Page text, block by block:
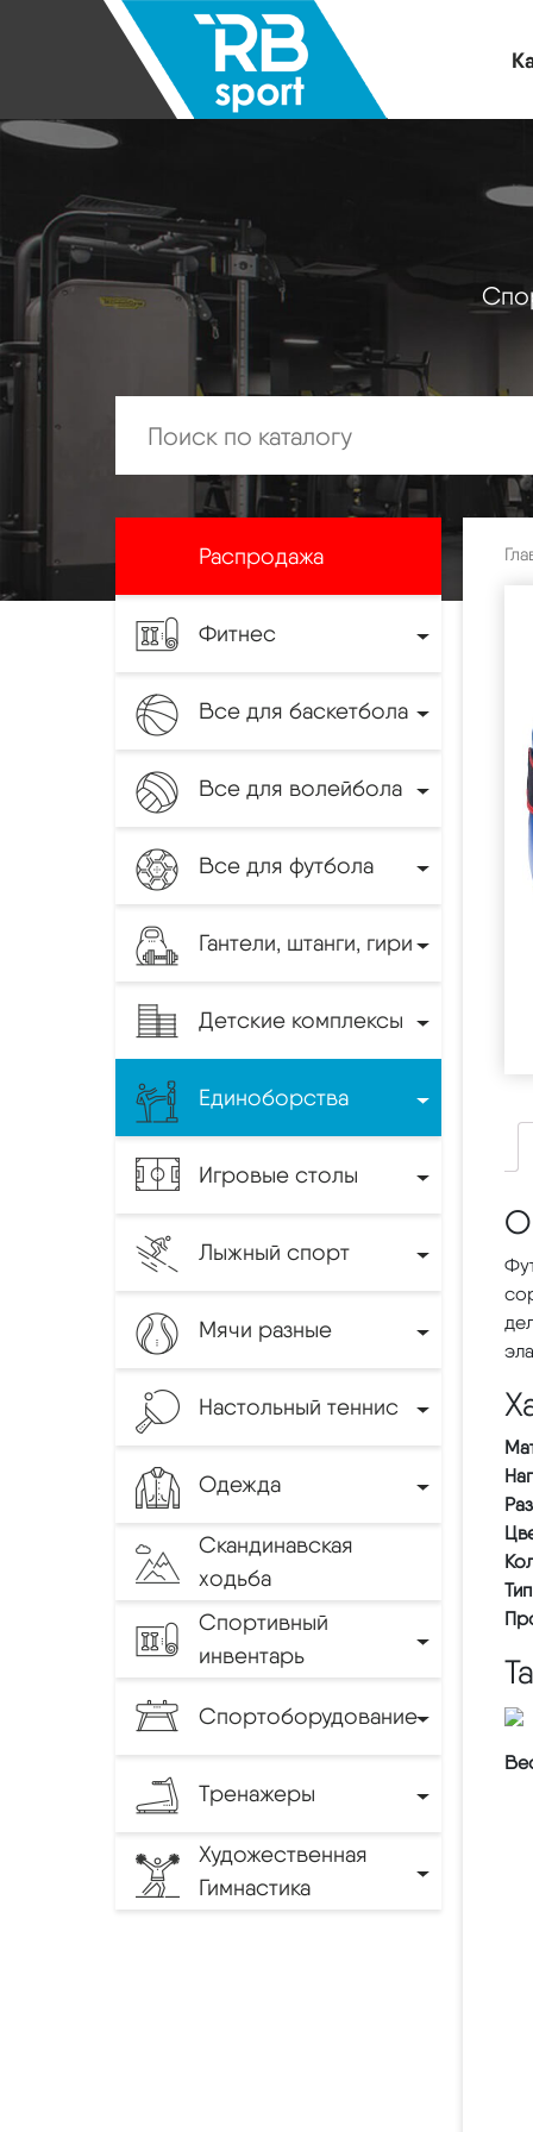
Распродажа
Фитнес
Все для баскетбола
Все для волейбола
Все для футбола
Гантели, штанги, гири
Детские комплексы
Единоборства
Игровые столы
Лыжный спорт
Мячи разные
Настольный теннис
Одежда
Скандинавская
ходьба
Спортивный
инвентарь
Спортоборудование
Тренажеры
Художественная
Гимнастика